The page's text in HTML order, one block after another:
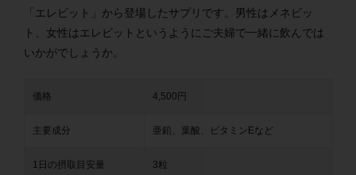
「エレビット」から登場したサプリです。男性はメネビッ
ト、女性はエレビットというようにご夫婦で一緒に飲んでは
いかがでしょうか。
価格 4,500円
主要成分 亜鉛、葉酸、ビタミンEなど
1日の摂取目安量 3粒